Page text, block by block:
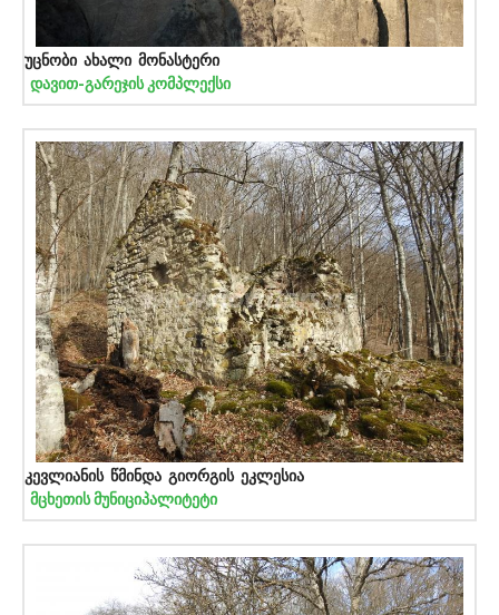
უცნობი ახალი მონასტერი
დავით-გარეჯის კომპლექსი
კევლიანის წმინდა გიორგის ეკლესია
მცხეთის მუნიციპალიტეტი